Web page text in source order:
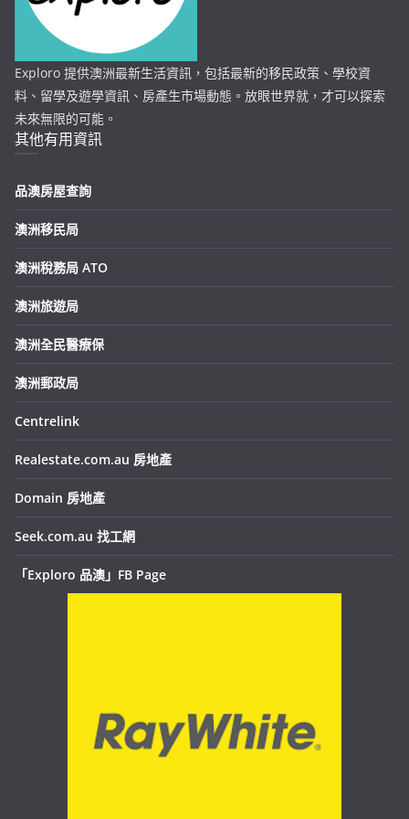
Exploro 提供澳洲最新生活資訊，包括最新的移民政策、學校資
料、留學及遊學資訊、房產生市場動態。放眼世界就，才可以探索
未來無限的可能。
其他有用資訊
品澳房屋查詢
澳洲移民局
澳洲稅務局 ATO
澳洲旅遊局
澳洲全民醫療保
澳洲郵政局
Centrelink
Realestate.com.au 房地產
Domain 房地產
Seek.com.au 找工網
「Exploro 品澳」FB Page